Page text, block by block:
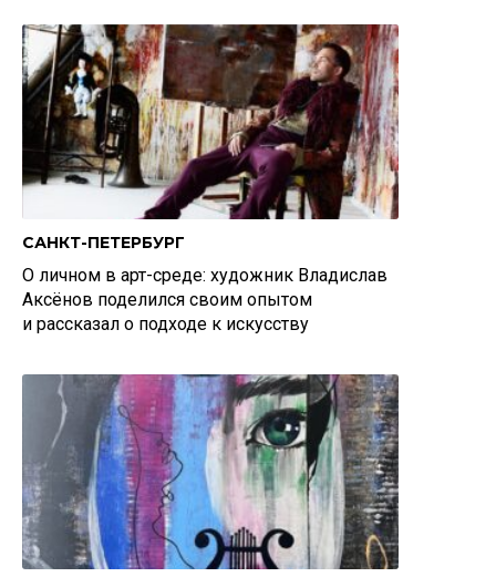
САНКТ-ПЕТЕРБУРГ
О личном в арт-среде: художник Владислав
Аксёнов поделился своим опытом
и рассказал о подходе к искусству